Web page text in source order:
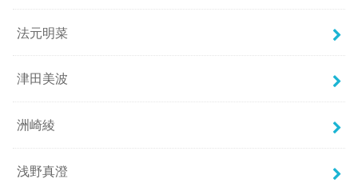
法元明菜
津田美波
洲崎綾
浅野真澄